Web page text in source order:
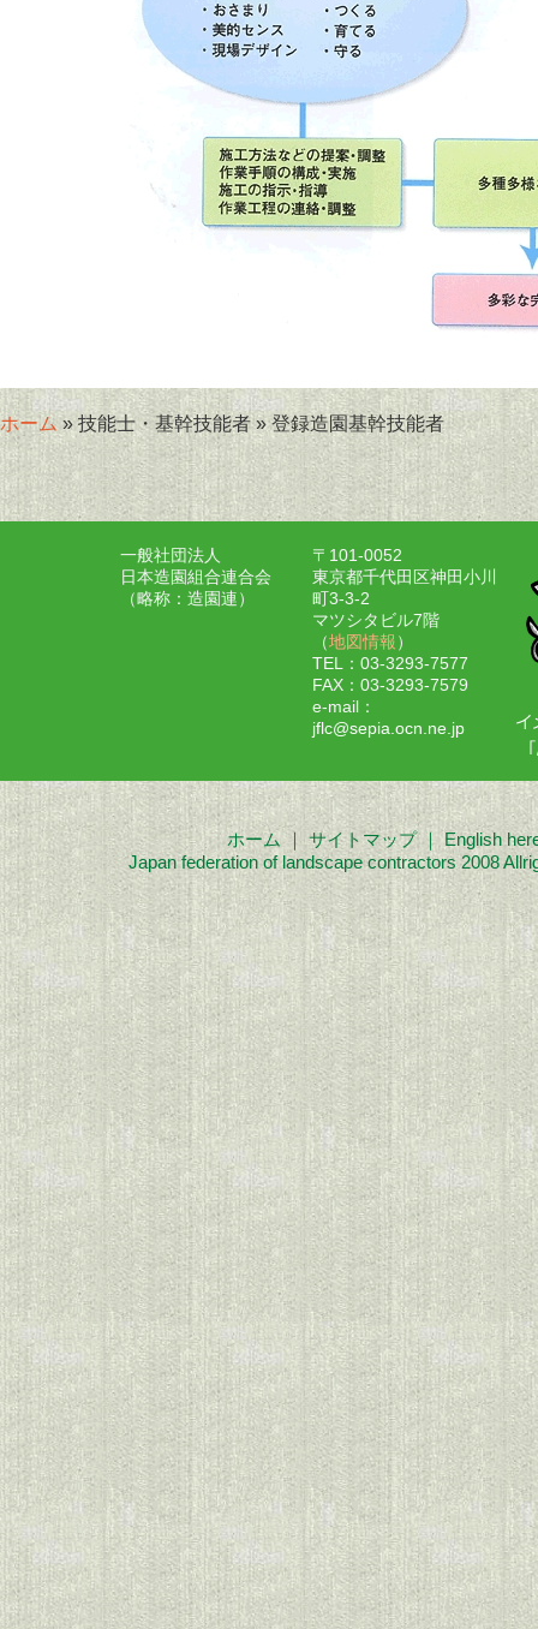
ホーム» 技能士・基幹技能者 » 登録造園基幹技能者
一般社団法人
日本造園組合連合会
（略称：造園連）
〒101-0052
東京都千代田区神田小川
町3-3-2
マツシタビル7階
（地図情報）
TEL：03-3293-7577
FAX：03-3293-7579
e-mail：
jflc@sepia.ocn.ne.jp
ホーム｜ サイトマップ｜ English
Japan federation of landscape contractors 2008